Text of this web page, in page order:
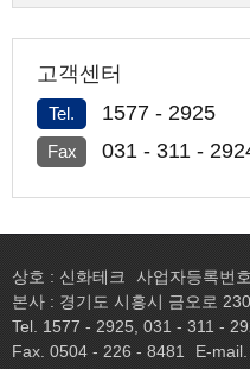
고객센터
Tel. 1577 - 2925
Fax 031 - 311 -
상호 : 신화테크 사업자등록번
본사 : 경기도 시흥시 금오로
Tel. 1577 - 2925, 031 - 311 -
Fax. 0504 - 226 - 8481
E-